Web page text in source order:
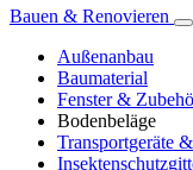
Bauen & Renovieren
Außenanbau
Baumaterial
Fenster &
Bodenbeläge
Transportgeräte